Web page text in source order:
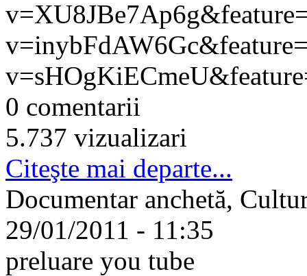
0 comentarii
5.737 vizualizari
Citeşte mai departe...
Documentar anchetă,
29/01/2011 - 11:35
preluare you tube